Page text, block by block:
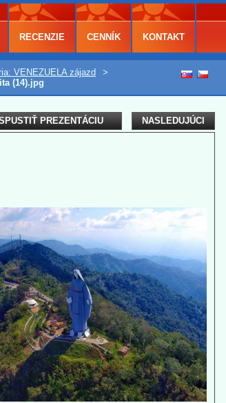
VENEZUELA zájazd
>
(14).jpg
PREZENTÁCIU NASLEDUJÚCI
RECENZIE CENNÍK KONTAKT